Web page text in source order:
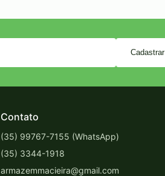
Cadastrar
Contato
(35) 99767-7155 (WhatsApp)
(35) 3344-1918
armazemmacieira@gmail.com